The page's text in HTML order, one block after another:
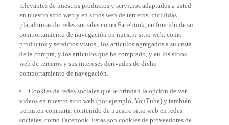
relevantes de nuestros productos y servicios adaptados a usted
en nuestro sitio web y en sitios web de terceros, incluidas
plataformas de redes sociales como Facebook, en función de su
comportamiento de navegación en nuestro sitio web, como
productos y servicios vistos , los artículos agregados a su cesta
de la compra, y los artículos que ha comprado, y en los sitios
web de terceros y sus intereses derivados de dicho
comportamiento de navegación.
Cookies de redes sociales que le brindan la opción de ver
videos en nuestro sitio web (por ejemplo, YouTube) y también
permiten compartir contenido de nuestro sitio web en redes
sociales, como Facebook. Estas son cookies de proveedores de